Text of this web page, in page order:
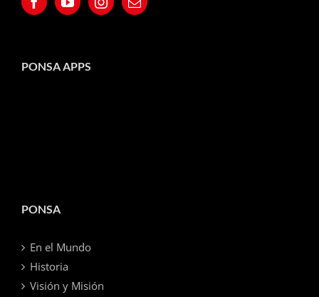
PONSA APPS
PONSA
En el Mundo
Historia
Visión y Misión